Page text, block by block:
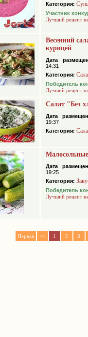
Категория:
Участник
Лучший рецепт
Весенний
курицей
Дата
14:31
Категория:
Победитель
Лучший рецепт
Салат "Без
Дата
19:37
Категория:
Дата
19:25
Категория:
Победитель
Лучший рецепт
Первая << 1 2 3